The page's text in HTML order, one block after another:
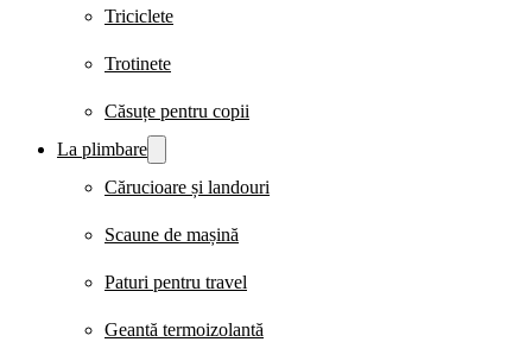
Triciclete
Trotinete
Căsuțe pentru copii
La plimbare
Cărucioare și landouri
Scaune de mașină
Paturi pentru travel
Geantă termoizolantă